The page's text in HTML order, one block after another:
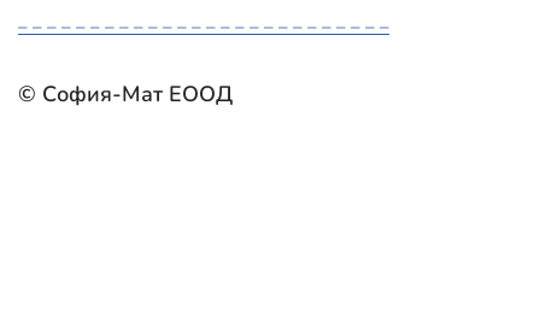
– – – – – – – – – – – – – – – – – – – – – – – – – –
© София-Мат ЕООД